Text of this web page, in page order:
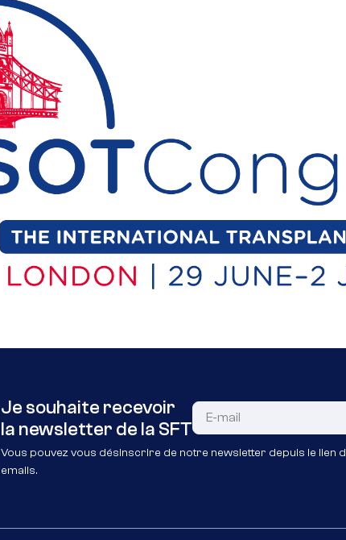
Je souhaite recevoir
la newsletter de la SFT
Vous pouvez vous désinscrire de notre newsletter depuis le lien
emails.